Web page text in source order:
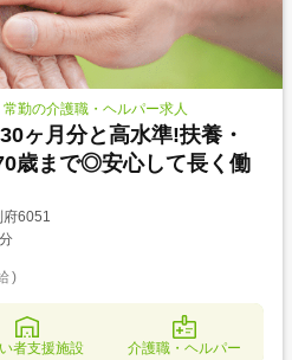
勤の介護職・ヘルパー求人
ヶ月分と高水準!扶養・
歳まで◎安心して長く働
府6051
)
者支援施設 介護職・ヘルパー